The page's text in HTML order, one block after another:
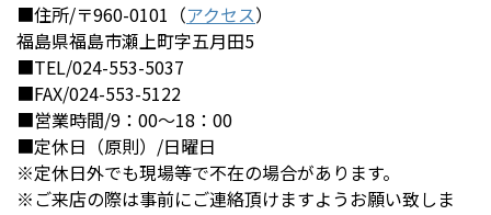
■住所/〒960-0101（アクセス）
福島県福島市瀬上町字五月田5
■TEL/024-553-5037
■FAX/024-553-5122
■営業時間/9：00～18：00
■定休日（原則）/日曜日
※定休日外でも現場等で不在の場合があります。
※ご来店の際は事前にご連絡頂けますようお願い致しま